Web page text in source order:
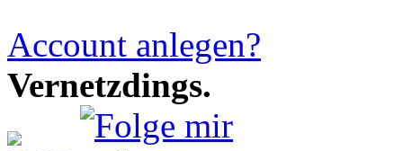
Account anlegen?
Vernetzdings.